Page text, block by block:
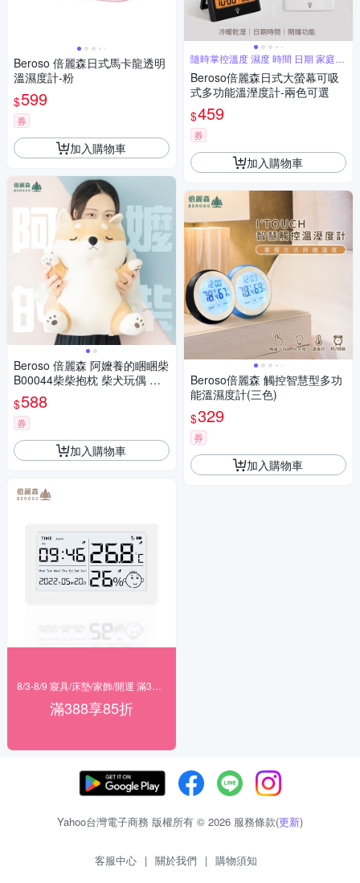
Beroso 倍麗森日式馬卡龍透明
溫濕度計-粉
$599
券
加入購物車
Beroso 倍麗森 阿嬤養的睏睏柴
B00044柴柴抱枕 柴犬玩偶 交
換禮物 告白小物
$588
券
加入購物車
滿388享85折
隨時掌控溫度 濕度 時間 日期 家庭必
備
Beroso倍麗森日式大螢幕可吸
式多功能溫溼度計-兩色可選
$459
券
加入購物車
Beroso倍麗森 觸控智慧型多功
能溫濕度計(三色)
$329
券
加入購物車
Yahoo台灣電子商務 版權所有 © 2026 服務條款(更新)
客服中心 | 關於我們 | 購物須知